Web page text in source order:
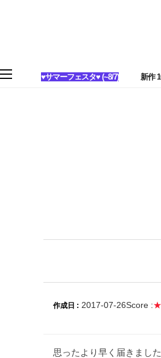
♥サマーフェスタ♥ (~8/7) 新作
作成日 : 2017-07-26Score :
思ったより早く届きまし